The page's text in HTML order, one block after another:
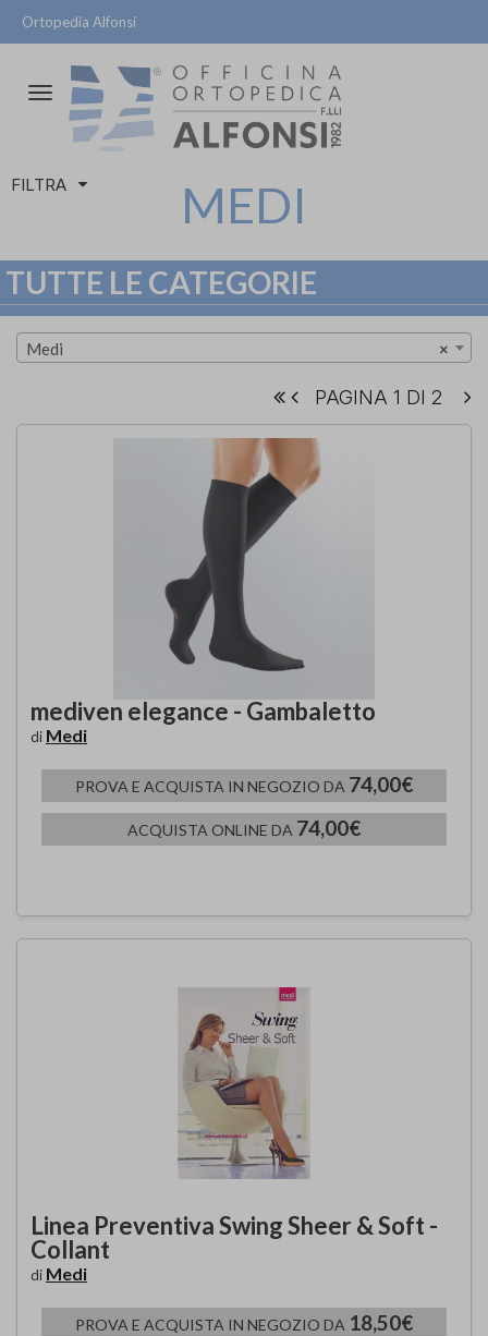
Ortopedia Alfonsi
Attiva/disattiva
navigazione
FILTRA MEDI
TUTTE LE CATEGORIE
×
Medi
PAGINA 1 DI 2
mediven elegance - Gambaletto
di Medi
PROVA E ACQUISTA IN NEGOZIO DA 74,00€
ACQUISTA ONLINE DA 74,00€
Linea Preventiva Swing Sheer & Soft -
Collant
di Medi
PROVA E ACQUISTA IN NEGOZIO DA 18,50€